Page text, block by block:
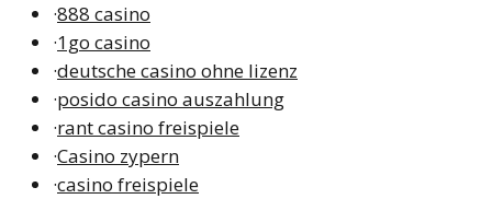
·888 casino
·1go casino
·deutsche casino ohne lizenz
·posido casino auszahlung
·rant casino freispiele
·Casino zypern
·casino freispiele